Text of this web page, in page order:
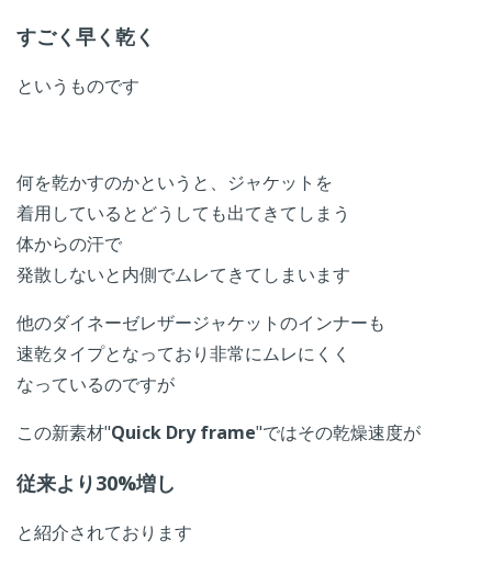
すごく早く乾く
というものです
何を乾かすのかというと、ジャケットを
着用しているとどうしても出てきてしまう
体からの汗で
発散しないと内側でムレてきてしまいます
他のダイネーゼレザージャケットのインナーも
速乾タイプとなっており非常にムレにくく
なっているのですが
この新素材"Quick Dry frame"ではその乾燥速度が
従来より30%増し
と紹介されております